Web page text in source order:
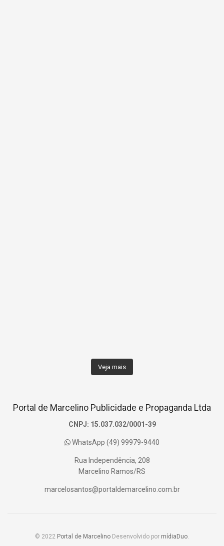
Veja mais
Portal de Marcelino Publicidade e Propaganda Ltda
CNPJ: 15.037.032/0001-39
WhatsApp (49) 99979-9440
Rua Independência, 208
Marcelino Ramos/RS
marcelosantos@portaldemarcelino.com.br
© 2022 Portal de Marcelino Desenvolvido por mídiaDuo